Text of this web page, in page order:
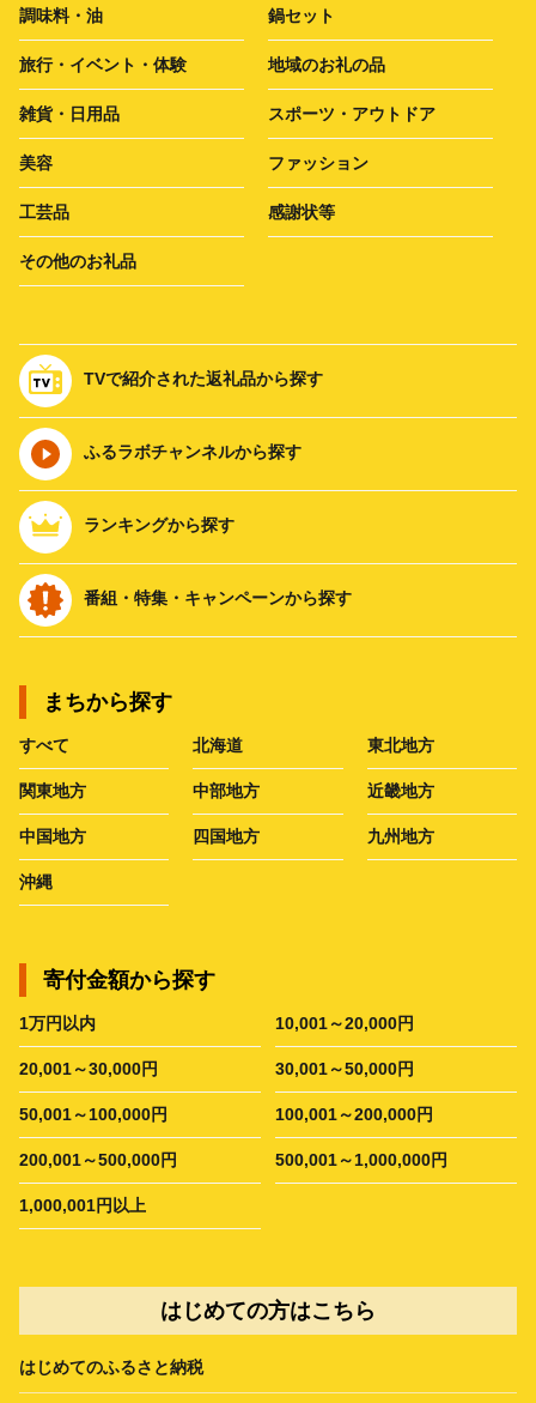
調味料・油 鍋セット
旅行・イベント・体験 地域のお礼の品
雑貨・日用品 スポーツ・アウトドア
美容 ファッション
工芸品 感謝状等
その他のお礼品
TVで紹介された返礼品から探す
ふるラボチャンネルから探す
ランキングから探す
番組・特集・キャンペーンから探す
まちから探す
すべて 北海道 東北地方
関東地方 中部地方 近畿地方
中国地方 四国地方 九州地方
沖縄
寄付金額から探す
1万円以内 10,001～20,000円
20,001～30,000円 30,001～50,000円
50,001～100,000円 100,001～200,000円
200,001～500,000円 500,001～1,000,000円
1,000,001円以上
はじめての方はこちら
はじめてのふるさと納税